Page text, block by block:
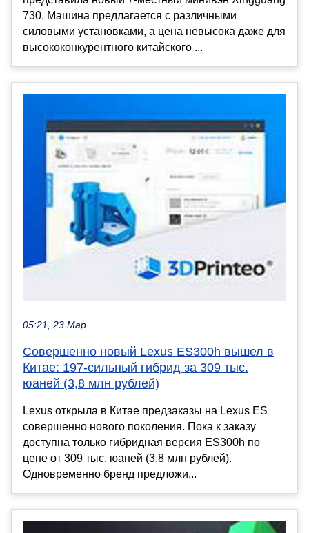
730. Машина предлагается с различными
силовыми установками, а цена невысока даже для
высококонкурентного китайского ...
05:21, 23 Мар
Совершенно новый Lexus ES300h вышел в
Китае: 197-сильный гибрид за 309 тыс.
юаней (3,8 млн рублей)
Lexus открыла в Китае предзаказы на Lexus ES
совершенно нового поколения. Пока к заказу
доступна только гибридная версия ES300h по
цене от 309 тыс. юаней (3,8 млн рублей).
Одновременно бренд предложи...